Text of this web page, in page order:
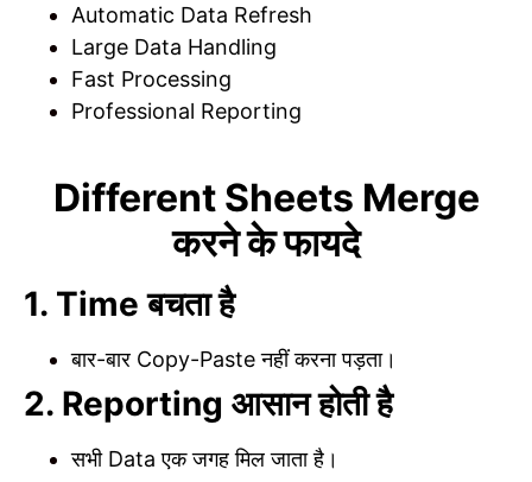
Automatic Data Refresh
Large Data Handling
Fast Processing
Professional Reporting
Different Sheets Merge
करने के फायदे
1. Time बचता है
बार-बार Copy-Paste नहीं करना पड़ता।
2. Reporting आसान होती है
सभी Data एक जगह मिल जाता है।